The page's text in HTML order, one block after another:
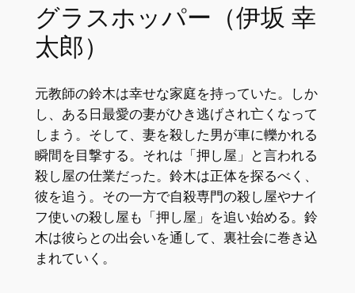
グラスホッパー（伊坂 幸
太郎）
元教師の鈴木は幸せな家庭を持っていた。しか
し、ある日最愛の妻がひき逃げされ亡くなって
しまう。そして、妻を殺した男が車に轢かれる
瞬間を目撃する。それは「押し屋」と言われる
殺し屋の仕業だった。鈴木は正体を探るべく、
彼を追う。その一方で自殺専門の殺し屋やナイ
フ使いの殺し屋も「押し屋」を追い始める。鈴
木は彼らとの出会いを通して、裏社会に巻き込
まれていく。